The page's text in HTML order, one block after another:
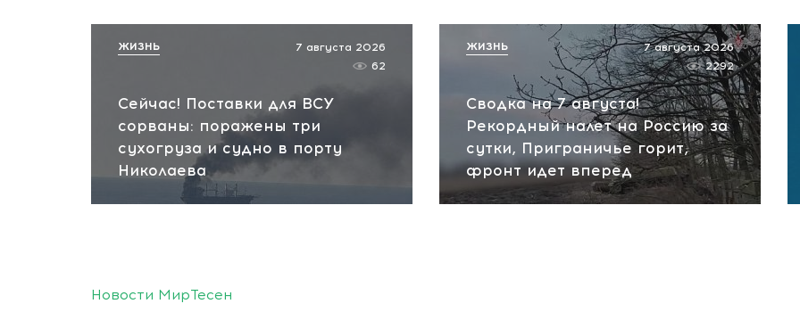
Сейчас! Поставки для ВСУ
сорваны: поражены три
сухогруза и судно в порту
Николаева
7 августа 2026
62
ЖИЗНЬ
Сводка на 7 августа!
Рекордный налет на Россию за
сутки, Приграничье горит,
фронт идет вперед
7 августа 2026
2292
ЖИЗНЬ
Новости МирТесен